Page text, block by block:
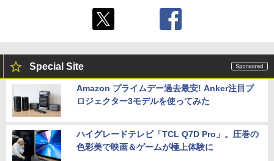
Special Site
Amazon プライムデー過去最安! Anker注目プ
ロジェクター3モデルを使ってみた
ハイグレードテレビ「TCL Q7D Pro」。圧巻の
色彩美で映画＆ゲームが極上体験に